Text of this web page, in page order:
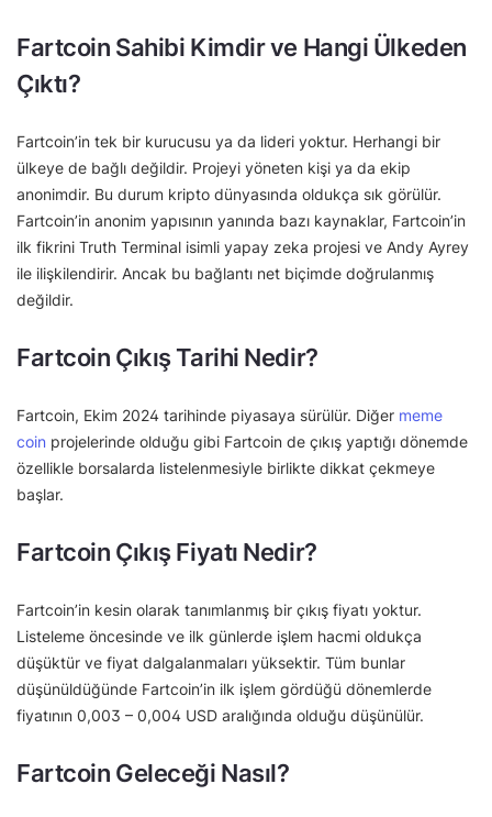
Fartcoin Sahibi Kimdir ve Hangi Ülkeden
Çıktı?
Fartcoin’in tek bir kurucusu ya da lideri yoktur. Herhangi bir
ülkeye de bağlı değildir. Projeyi yöneten kişi ya da ekip
anonimdir. Bu durum kripto dünyasında oldukça sık görülür.
Fartcoin’in anonim yapısının yanında bazı kaynaklar, Fartcoin’in
ilk fikrini Truth Terminal isimli yapay zeka projesi ve Andy Ayrey
ile ilişkilendirir. Ancak bu bağlantı net biçimde doğrulanmış
değildir.
Fartcoin Çıkış Tarihi Nedir?
Fartcoin, Ekim 2024 tarihinde piyasaya sürülür. Diğer meme
coin projelerinde olduğu gibi Fartcoin de çıkış yaptığı dönemde
özellikle borsalarda listelenmesiyle birlikte dikkat çekmeye
başlar.
Fartcoin Çıkış Fiyatı Nedir?
Fartcoin’in kesin olarak tanımlanmış bir çıkış fiyatı yoktur.
Listeleme öncesinde ve ilk günlerde işlem hacmi oldukça
düşüktür ve fiyat dalgalanmaları yüksektir. Tüm bunlar
düşünüldüğünde Fartcoin’in ilk işlem gördüğü dönemlerde
fiyatının 0,003 – 0,004 USD aralığında olduğu düşünülür.
Fartcoin Geleceği Nasıl?